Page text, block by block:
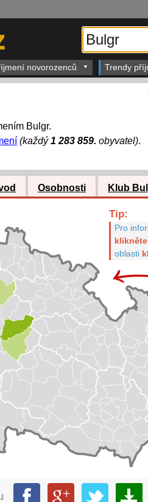
novorozenců Trendy
Bulgr.
(každý1 283 859. obyvatel).
Osobnosti Klub
Tip:
Pro
klikněte.
oblasti